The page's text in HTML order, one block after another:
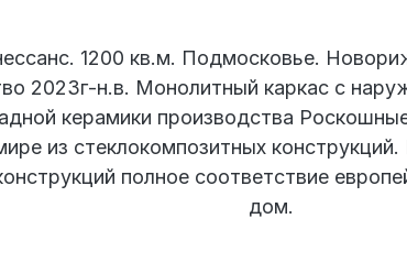
1200 кв.м. Подмосковье.
2023г-н.в. Монолитный каркас с
керамики производства
из стеклокомпозитных
полное соответствие
дом.